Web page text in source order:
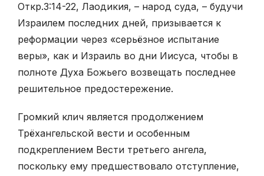
Откр.3:14-22, Лаодикия, – народ суда, – будучи
Израилем последних дней, призывается к
реформации через «серьёзное испытание
веры», как и Израиль во дни Иисуса, чтобы в
полноте Духа Божьего возвещать последнее
решительное предостережение.
Громкий клич является продолжением
Трёхангельской вести и особенным
подкреплением Вести третьего ангела,
поскольку ему предшествовало отступление,